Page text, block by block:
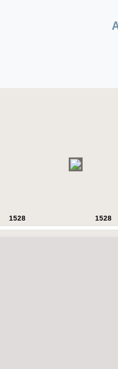
1528 1528